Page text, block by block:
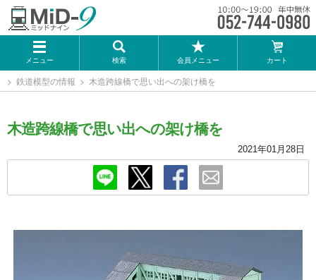
メニュー 検索 会員メニュー カート
メーカー一覧
TOMIX
Bトレインショーティー
鉄道模型の情報 木造跨線橋で思い出への架け橋を
木造跨線橋で思い出への架け橋を
2021年01月28日